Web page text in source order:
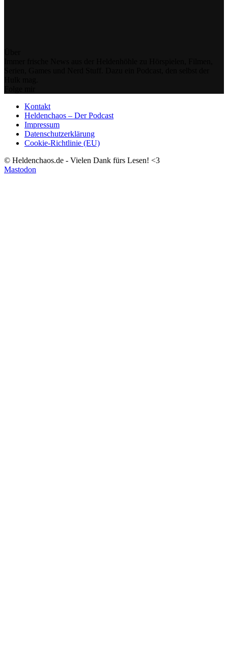
Kontakt
Heldenchaos – Der Podcast
Impressum
Datenschutzerklärung
Cookie-Richtlinie (EU)
© Heldenchaos.de - Vielen Dank fürs Lesen! <3
Mastodon